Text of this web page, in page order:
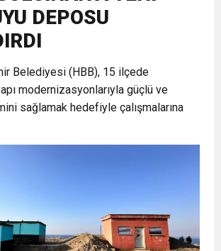
Türk Milletinin Özgürlük
BAYRAMI MESAJI
VERGİSİ ERTELENDİ
DOKUNAN ZİYARET
DEPOSU
Belediyesi (HBB), 15 ilçede
modernizasyonlarıyla güçlü ve
sağlamak hedefiyle çalışmalarına